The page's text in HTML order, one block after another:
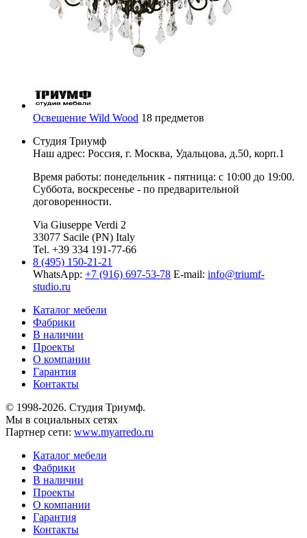
Освещение Wild Wood 18 предметов
Студия Триумф
Наш адрес: Россия, г. Москва, Удальцова, д.50, корп.1
Время работы: понедельник - пятница: с 10:00 до 19:00.
Суббота, воскресенье - по предварительной
договоренности.
Via Giuseppe Verdi 2
33077 Sacile (PN) Italy
Tel. +39 334 191-77-66
8 (495) 150-21-21
WhatsApp: +7 (916) 697-53-78 E-mail: info@triumf-
studio.ru
Каталог мебели
Фабрики
В наличии
Проекты
О компании
Гарантия
Контакты
© 1998-2026. Студия Триумф.
Мы в социальных сетях
Партнер сети: www.myarredo.ru
Каталог мебели
Фабрики
В наличии
Проекты
О компании
Гарантия
Контакты